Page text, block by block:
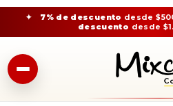
✦ 7% de descuento desde
descuento desde